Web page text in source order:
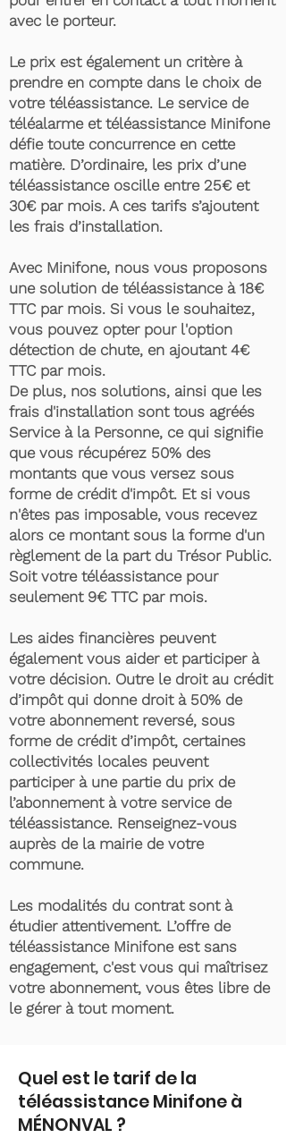
avec le porteur.
Le prix est également un critère à
prendre en compte dans le choix de
votre téléassistance. Le service de
téléalarme et téléassistance Minifone
défie toute concurrence en cette
matière. D’ordinaire, les prix d’une
téléassistance oscille entre 25€ et
30€ par mois. A ces tarifs s’ajoutent
les frais d’installation.
Avec Minifone, nous vous proposons
une solution de téléassistance à 18€
TTC par mois. Si vous le souhaitez,
vous pouvez opter pour l'option
détection de chute, en ajoutant 4€
TTC par mois.
De plus, nos solutions, ainsi que les
frais d'installation sont tous agréés
Service à la Personne, ce qui signifie
que vous récupérez 50% des
montants que vous versez sous
forme de crédit d'impôt. Et si vous
n'êtes pas imposable, vous recevez
alors ce montant sous la forme d'un
règlement de la part du Trésor Public.
Soit votre téléassistance pour
seulement 9€ TTC par mois.
Les aides financières peuvent
également vous aider et participer à
votre décision. Outre le droit au crédit
d’impôt qui donne droit à 50% de
votre abonnement reversé, sous
forme de crédit d’impôt, certaines
collectivités locales peuvent
participer à une partie du prix de
l’abonnement à votre service de
téléassistance. Renseignez-vous
auprès de la mairie de votre
commune.
Les modalités du contrat sont à
étudier attentivement. L’offre de
téléassistance Minifone est sans
engagement, c'est vous qui maîtrisez
votre abonnement, vous êtes libre de
le gérer à tout moment.
Quel est le tarif de la
téléassistance Minifone à
MÉNONVAL ?